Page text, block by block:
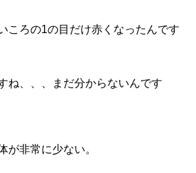
ころの1の目だけ赤くなったんです
ね、、、まだ分からないんです
が非常に少ない。